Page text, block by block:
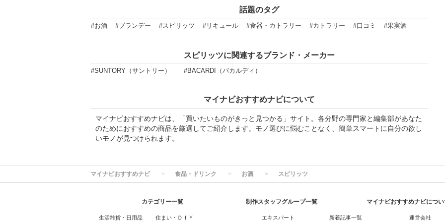
話題のタグ
#お酒 #ブランデー #スピリッツ #リキュール #食器・カトラリー #カトラリー #口コミ #果実酒
スピリッツに関連するブランド・メーカー
#SUNTORY（サントリー） #BACARDI（バカルディ）
マイナビおすすめナビについて
マイナビおすすめナビは、「買いたいものがきっと見つかる」サイト。各分野の専門家と編集部があなた
のためにおすすめの商品を厳選してご紹介します。モノ選びに悩むことなく、簡単スマートに自分の欲し
いモノが見つけられます。
マイナビおすすめナビ 食品・ドリンク お酒 スピリッツ
カテゴリー一覧
生活雑貨・日用品 住まい・ＤＩＹ
制作スタッフグループ一覧
エキスパート
マイナビおすすめナビについ
新着記事一覧 運営会社